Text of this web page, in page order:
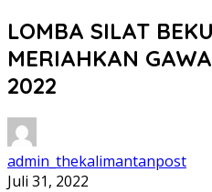
LOMBA SILAT
MERIAHKAN
2022
admin_thekalimantanpost
Juli 31, 2022